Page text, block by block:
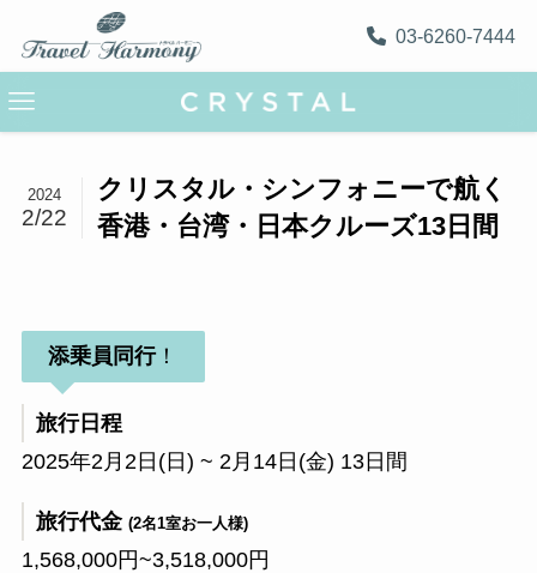
03-6260-7444
クリスタル・シンフォニーで航く
香港・台湾・日本クルーズ13日間
2024
2/22
添乗員同行！
旅行日程
2025年2月2日(日) ~ 2月14日(金) 13日間
旅行代金 (2名1室お一人様)
1,568,000円~3,518,000円